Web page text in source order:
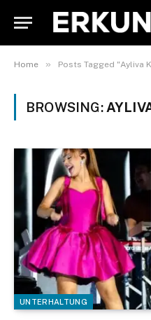
Home » Posts Tagged "Ayliva
BROWSING:
UNTERHALTUNG